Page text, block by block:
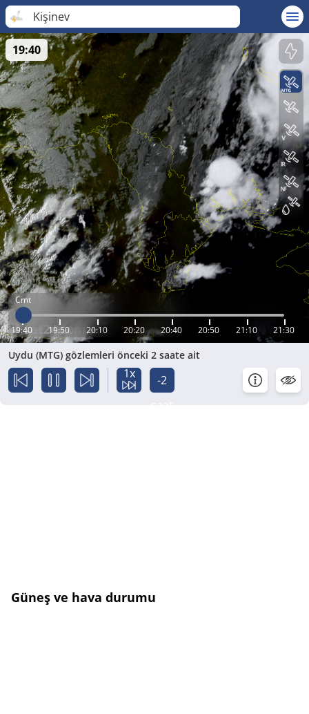
Kişinev
Cmt
19:40 19:50 20:10 20:20 20:40 20:50 21:10 21:30
19:40
Uydu (MTG) gözlemleri önceki 2 saate ait
1x
-2
Güneş ve hava durumu